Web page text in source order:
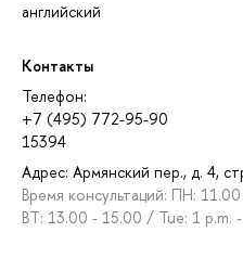
английский
Контакты
Телефон:
+7 (495) 772-95-90
15394
Адрес: Армянский пер., д. 4,
Время консультаций: ПН:
ВТ: 13.00 - 15.00 / Tue: 1 p.m. -